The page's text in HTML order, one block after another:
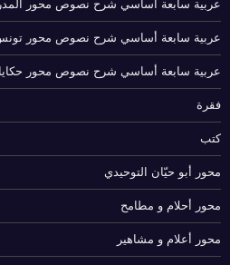
عربية سابعة أساسي شرح نصوص محور
عربية سابعة أساسي شرح نصوص محور تونس
عربية سابعة أساسي شرح نصوص محور
فقرة
كتب
محور أبو حيّان التوحيدي
محور أحلام و مطامح
محور أعلام و مشاهير